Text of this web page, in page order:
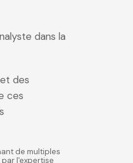
dans la
des
ces
de multiples
l'expertise